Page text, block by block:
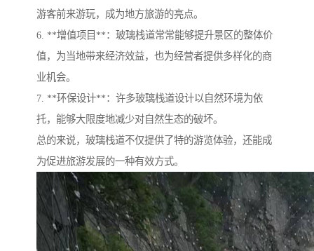
游客前来游玩，成为地方旅游的亮点。
6. **增值项目**：玻璃栈道常常能够提升景区的整体价
值，为当地带来经济效益，也为经营者提供多样化的商
业机会。
7. **环保设计**：许多玻璃栈道设计以自然环境为依
托，能够大限度地减少对自然生态的破坏。
总的来说，玻璃栈道不仅提供了特的游览体验，还能成
为促进旅游发展的一种有效方式。